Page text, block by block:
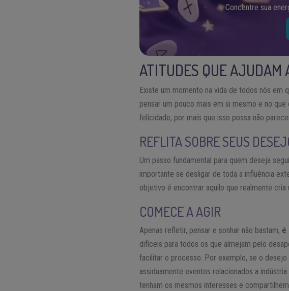
Concentre sua
ATITUDES QUE AJUDAM
Existe um momento na vida de todos nós
pensar um pouco mais em si mesmo e no
felicidade, por mais que isso possa não
REFLITA SOBRE SEUS
Um passo fundamental para quem deseja
importante se desligar de toda a influência
objetivo é encontrar aquilo que realmente
COMECE A AGIR
Apenas refletir, pensar e sonhar não bastam, é
difíceis para todos os que almejam pelo
facilitar o processo. Por exemplo, se o
assiduamente eventos relacionados a
tenham os mesmos interesses e